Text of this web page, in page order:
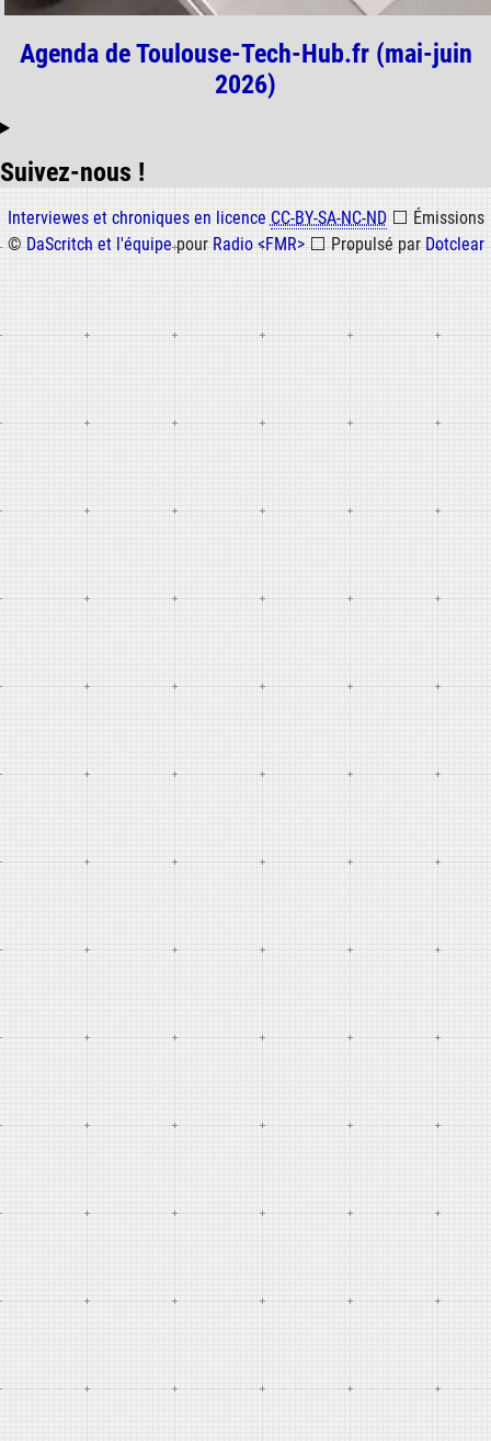
Agenda de Toulouse-Tech-Hub.fr (mai-juin
2026)
Suivez-nous !
Informations
Interviewes et chroniques en licence CC-BY-SA-NC-ND ⬜ Émissions
© DaScritch et l'équipepour Radio <FMR> ⬜ Propulsé par Dotclear